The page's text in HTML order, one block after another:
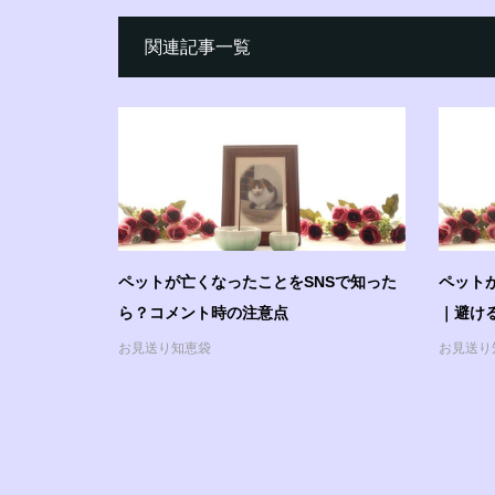
関連記事一覧
ペットが亡くなったことをSNSで知った
ら？コメント時の注意点
お見送り知恵袋
ペット
｜避
お見送